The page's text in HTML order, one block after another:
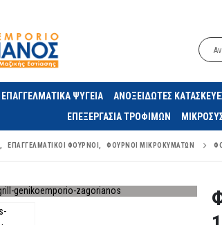
ΕΠΑΓΓΕΛΜΑΤΙΚΑ ΨΥΓΕΙΑ ΑΝΟΞΕΙΔΩΤΕΣ
ΕΠΕΞΕΡΓΑΣΙΑ ΤΡΟΦΙΜΩΝ
ΕΠΑΓΓΕΛΜΑΤΙΚΟΊ ΦΟΎΡΝΟΙ ΦΟΎΡΝΟΙ ΜΙΚΡΟΚΥΜΆΤΩΝ